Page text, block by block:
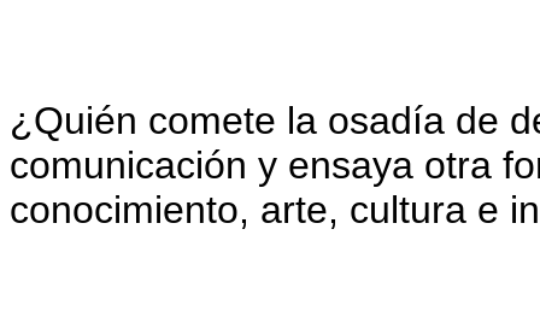
¿Quién comete la osadía de
comunicación y ensaya otra
conocimiento, arte, cultura e